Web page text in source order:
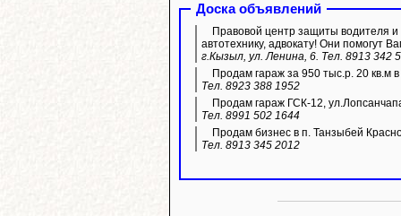
Доска объявлений
Правовой центр защиты водителя
автотехнику, адвокату! Они помогут
г.Кызыл, ул. Ленина, 6. Тел. 8913 342
Продам гараж за 950 тыс.р. 20 кв.м
Тел. 8923 388 1952
Продам гараж ГСК-12,
Тел. 8991 502 1644
Продам бизнес в п. Танзыбей
Тел. 8913 345 2012